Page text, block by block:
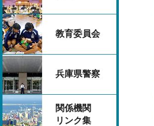
教育委員会
兵庫県警察
関係機関
リンク集